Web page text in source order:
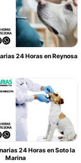
24 Horas en Reynosa
24 Horas en Soto la
Marina